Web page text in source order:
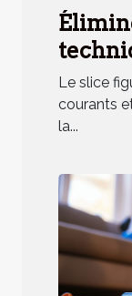
Le slice
courants
la...